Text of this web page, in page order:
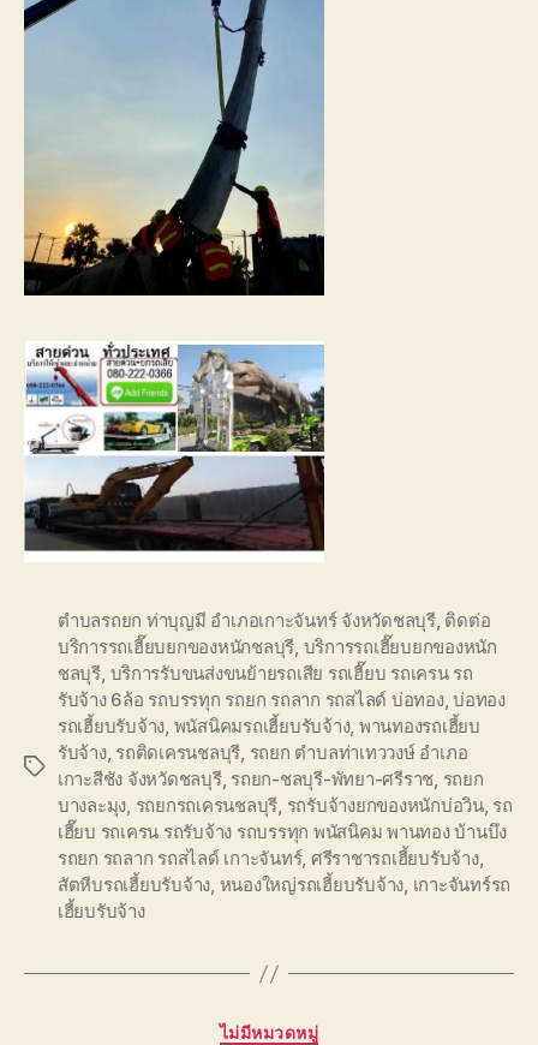
Tags
ตำบลรถยก ท่าบุญมี อำเภอเกาะจันทร์ จังหวัดชลบุรี, ติดต่อ
บริการรถเฮี๊ยบยกของหนักชลบุรี, บริการรถเฮี๊ยบยกของหนัก
ชลบุรี, บริการรับขนส่งขนย้ายรถเสีย รถเฮี๊ยบ รถเครน รถ
รับจ้าง 6ล้อ รถบรรทุก รถยก รถลาก รถสไลด์ บ่อทอง,บ่อทอง
รถเฮี้ยบรับจ้าง, พนัสนิคมรถเฮี้ยบรับจ้าง, พานทองรถเฮี้ยบ
รับจ้าง, รถติดเครนชลบุรี, รถยก ตำบลท่าเทววงษ์ อำเภอ
เกาะสีชัง จังหวัดชลบุรี, รถยก-ชลบุรี-พัทยา-ศรีราช, รถยก
บางละมุง, รถยกรถเครนชลบุรี, รถรับจ้างยกของหนักบ่อวิน, รถ
เฮี๊ยบ รถเครน รถรับจ้าง รถบรรทุก พนัสนิคม พานทอง บ้านบึง
รถยก รถลาก รถสไลด์ เกาะจันทร์, ศรีราชารถเฮี้ยบรับจ้าง,
สัตหีบรถเฮี้ยบรับจ้าง, หนองใหญ่รถเฮี้ยบรับจ้าง, เกาะจันทร์รถ
เฮี้ยบรับจ้าง
Categories
ไม่มีหมวดหมู่